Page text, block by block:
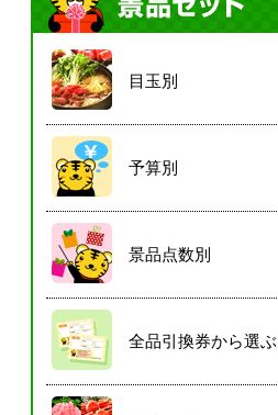
目玉別
予算別
景品点数別
全品引換券から選ぶ